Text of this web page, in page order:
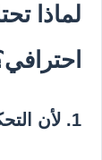
لماذا
1. لأن التحكم هو سر الصورة الجميلة